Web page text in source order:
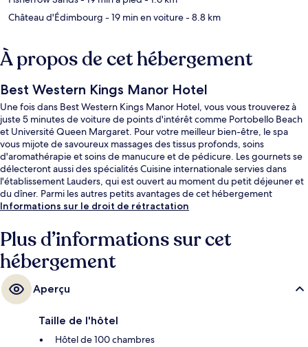
Château d'Édimbourg - 19 min en voiture- 8.8 km
À propos de cet hébergement
Best Western Kings Manor Hotel
Une fois dans Best Western Kings Manor Hotel, vous vous trouverez à
juste 5 minutes de voiture de points d'intérêt comme Portobello Beach
et Université Queen Margaret. Pour votre meilleur bien-être, le spa
vous mijote de savoureux massages des tissus profonds, soins
d'aromathérapie et soins de manucure et de pédicure. Les gournets se
délecteront aussi des spécialités Cuisine internationale servies dans
l'établissement Lauders, qui est ouvert au moment du petit déjeuner et
du dîner. Parmi les autres petits avantages de cet hébergement
figurent une piscine couverte, un bar / salon et un centre de remise en
Informations sur le droit de rétractation
Plus d’informations sur cet
hébergement
Aperçu
Taille de l'hôtel
Hôtel de 100 chambres